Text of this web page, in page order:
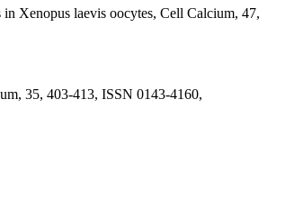
Xenopus laevis oocytes, Cell Calcium, 47,
35, 403-413, ISSN 0143-4160,